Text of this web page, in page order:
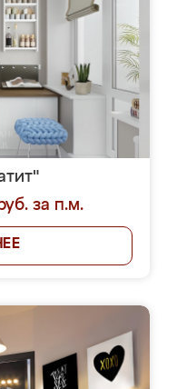
за п.м.